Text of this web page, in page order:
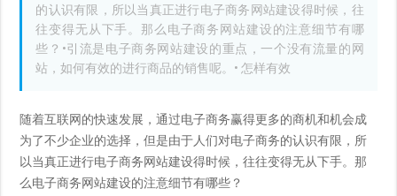
的认识有限，所以当真正进行电子商务网站建设得时候，往
往变得无从下手。那么电子商务网站建设的注意细节有哪
些？•引流是电子商务网站建设的重点，一个没有流量的网
站，如何有效的进行商品的销售呢。• 怎样有效
随着互联网的快速发展，通过电子商务赢得更多的商机和机会成
为了不少企业的选择，但是由于人们对电子商务的认识有限，所
以当真正进行电子商务网站建设得时候，往往变得无从下手。那
么电子商务网站建设的注意细节有哪些？